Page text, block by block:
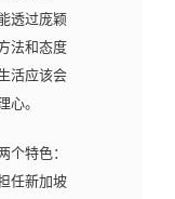
透过庞颖
法和态度
活应该会
心。
个特色：
任新加坡